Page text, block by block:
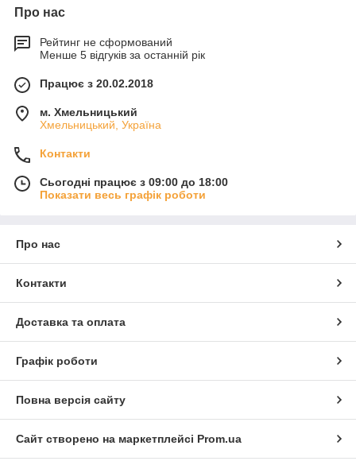
Про нас
Рейтинг не сформований
Менше 5 відгуків за останній рік
Працює з 20.02.2018
м. Хмельницький
Хмельницький, Україна
Контакти
Сьогодні працює з 09:00 до 18:00
Показати весь графік роботи
Про нас
Контакти
Доставка та оплата
Графік роботи
Повна версія сайту
Сайт створено на маркетплейсі Prom.ua